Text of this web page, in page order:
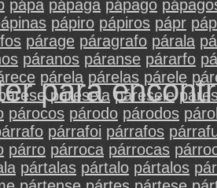
para
pápa pápaga pápago
pápiro pápiros pápr
párage páragrafo párala
páranos páranse párarfo
párela párelas párele
párese páresela páresele
párocos párodo párodos
párrafoi párrafos
párro párroca párrocas
pártalas pártalo pártalos